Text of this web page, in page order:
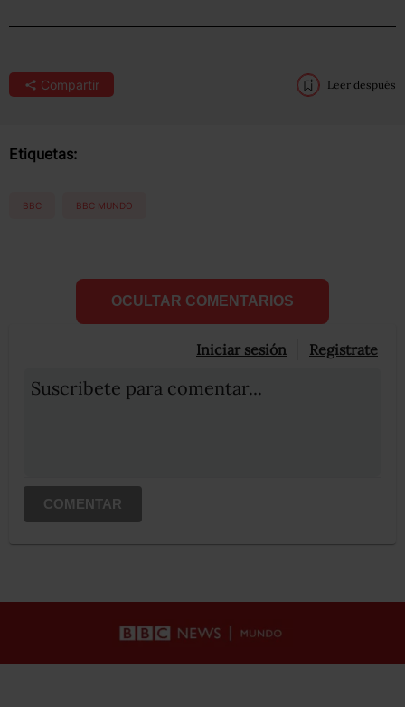
Compartir Leer después
Etiquetas:
BBC BBC MUNDO
OCULTAR COMENTARIOS
Iniciar sesión Registrate
Suscribete para comentar...
COMENTAR